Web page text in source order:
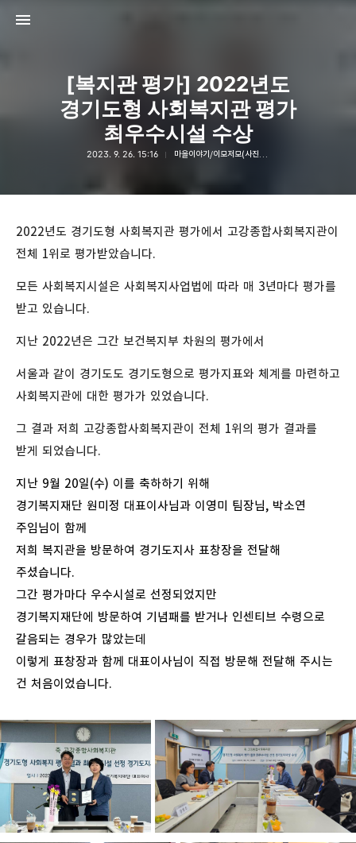
[복지관 평가] 2022년도
경기도형 사회복지관 평가
최우수시설 수상
2023. 9. 26. 15:16 마을이야기/이모저모(사진 및 동영상)
2022년도 경기도형 사회복지관 평가에서 고강종합사회복지관이
전체 1위로 평가받았습니다.
모든 사회복지시설은 사회복지사업법에 따라 매 3년마다 평가를
받고 있습니다.
지난 2022년은 그간 보건복지부 차원의 평가에서
서울과 같이 경기도도 경기도형으로 평가지표와 체계를 마련하고
사회복지관에 대한 평가가 있었습니다.
그 결과 저희 고강종합사회복지관이 전체 1위의 평가 결과를
받게 되었습니다.
지난 9월 20일(수) 이를 축하하기 위해
경기복지재단 원미정 대표이사님과 이영미 팀장님, 박소연
주임님이 함께
저희 복지관을 방문하여 경기도지사 표창장을 전달해
주셨습니다.
그간 평가마다 우수시설로 선정되었지만
경기복지재단에 방문하여 기념패를 받거나 인센티브 수령으로
갈음되는 경우가 많았는데
이렇게 표창장과 함께 대표이사님이 직접 방문해 전달해 주시는
건 처음이었습니다.
고강종합사회복지관